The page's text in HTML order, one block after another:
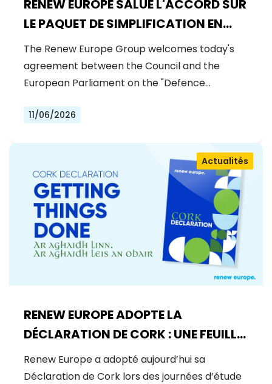
RENEW EUROPE SALUE L'ACCORD SUR
LE PAQUET DE SIMPLIFICATION EN
MATIÈRE DE DÉFENSE
The Renew Europe Group welcomes today's
agreement between the Council and the
European Parliament on the "Defence…
11/06/2026
RENEW EUROPE ADOPTE LA
DÉCLARATION DE CORK : UNE FEUILLE
DE ROUTE POUR LA PROSPÉRITÉ, LA
SÉCURITÉ ET LA RÉFORME
Actualités
Renew Europe a adopté aujourd’hui sa
Déclaration de Cork lors des journées d’étude